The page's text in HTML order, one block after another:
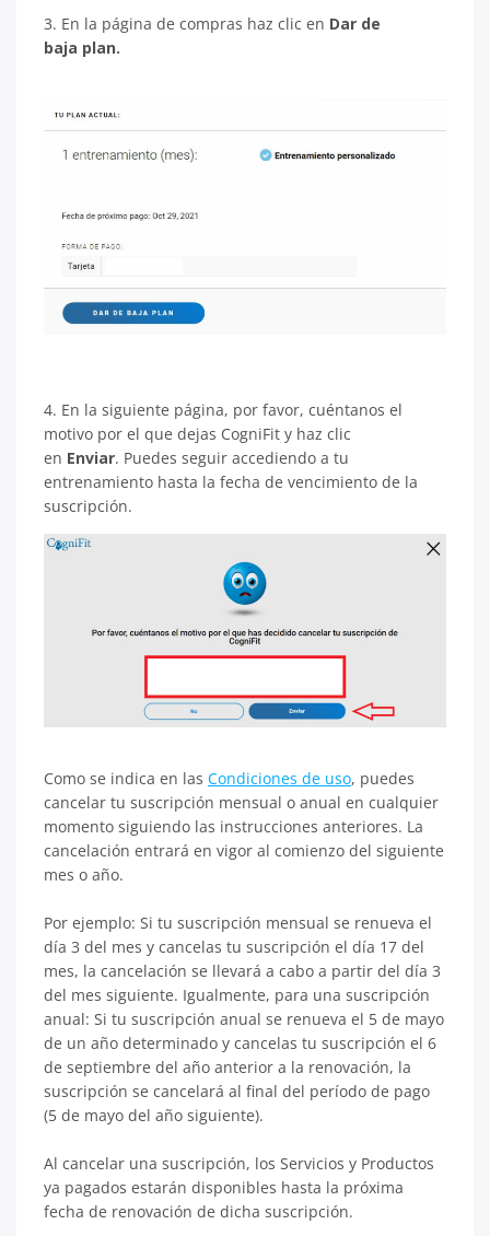
3. En la página de compras haz clic en Dar de
baja plan.
4. En la siguiente página, por favor, cuéntanos el
motivo por el que dejas CogniFit y haz clic
en Enviar. Puedes seguir accediendo a tu
entrenamiento hasta la fecha de vencimiento de la
suscripción.
Como se indica en las Condiciones de uso, puedes
cancelar tu suscripción mensual o anual en cualquier
momento siguiendo las instrucciones anteriores. La
cancelación entrará en vigor al comienzo del siguiente
mes o año.
Por ejemplo: Si tu suscripción mensual se renueva el
día 3 del mes y cancelas tu suscripción el día 17 del
mes, la cancelación se llevará a cabo a partir del día 3
del mes siguiente. Igualmente, para una suscripción
anual: Si tu suscripción anual se renueva el 5 de mayo
de un año determinado y cancelas tu suscripción el 6
de septiembre del año anterior a la renovación, la
suscripción se cancelará al final del período de pago
(5 de mayo del año siguiente).
Al cancelar una suscripción, los Servicios y Productos
ya pagados estarán disponibles hasta la próxima
fecha de renovación de dicha suscripción.